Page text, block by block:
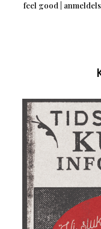
feel good |